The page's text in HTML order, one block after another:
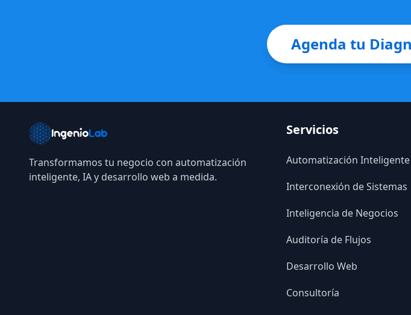
Agenda tu
Transformamos tu negocio con automatización
inteligente, IA y desarrollo web a medida.
Servicios
Automatización Inteligente
Interconexión de Sistemas
Inteligencia de Negocios
Auditoría de Flujos
Desarrollo Web
Consultoría